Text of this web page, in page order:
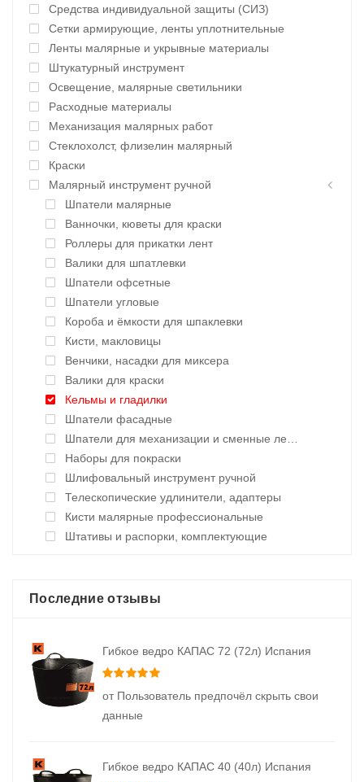
Средства индивидуальной защиты (СИЗ)
Сетки армирующие, ленты уплотнительные
Ленты малярные и укрывные материалы
Штукатурный инструмент
Освещение, малярные светильники
Расходные материалы
Механизация малярных работ
Стеклохолст, флизелин малярный
Краски
Малярный инструмент ручной
Шпатели малярные
Ванночки, кюветы для краски
Роллеры для прикатки лент
Валики для шпатлевки
Шпатели офсетные
Шпатели угловые
Короба и ёмкости для шпаклевки
Кисти, макловицы
Венчики, насадки для миксера
Валики для краски
Кельмы и гладилки
Шпатели фасадные
Шпатели для механизации и сменные лезвия
Наборы для покраски
Шлифовальный инструмент ручной
Телескопические удлинители, адаптеры
Кисти малярные профессиональные
Штативы и распорки, комплектующие
Последние отзывы
Гибкое ведро КАПАС 72 (72л) Испания
от Пользователь предпочёл скрыть свои
данные
Гибкое ведро КАПАС 40 (40л) Испания